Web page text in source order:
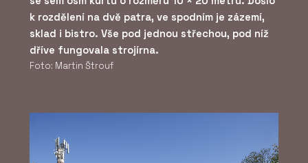
k rozdělení na dvě patra, ve spodním je zázemí,
sklad i bistro. Vše pod jednou střechou, pod níž
dříve fungovala strojírna.
Foto: Martin Štrouf